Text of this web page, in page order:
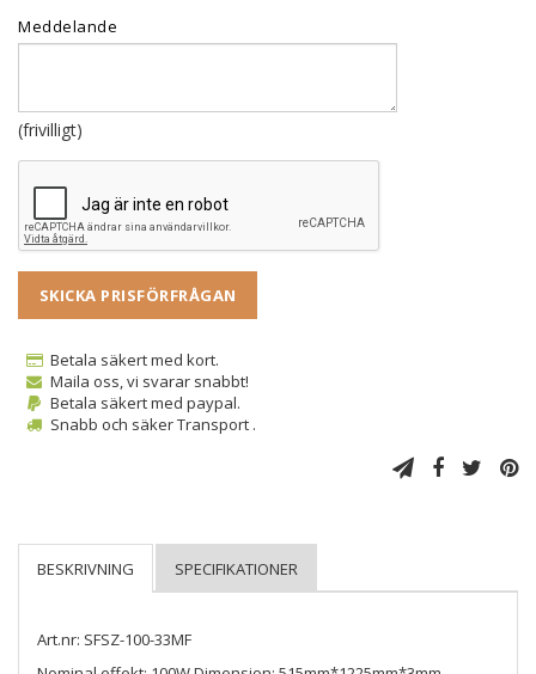
Meddelande
(frivilligt)
SKICKA PRISFÖRFRÅGAN
Betala säkert med kort.
Maila oss, vi svarar snabbt!
Betala säkert med paypal.
Snabb och säker Transport .
Art.nr: SFSZ-100-33MF